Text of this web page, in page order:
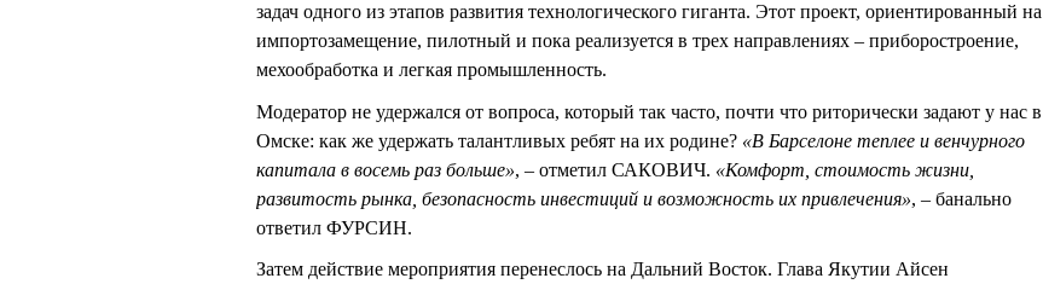
задач одного из этапов развития технологического гиганта. Этот проект, ориентированный на
импортозамещение, пилотный и пока реализуется в трех направлениях – приборостроение,
мехообработка и легкая промышленность.
Модератор не удержался от вопроса, который так часто, почти что риторически задают у нас в
Омске: как же удержать талантливых ребят на их родине? «В Барселоне теплее и венчурного
капитала в восемь раз больше», – отметил САКОВИЧ. «Комфорт, стоимость жизни,
развитость рынка, безопасность инвестиций и возможность их привлечения», – банально
ответил ФУРСИН.
Затем действие мероприятия перенеслось на Дальний Восток. Глава Якутии Айсен